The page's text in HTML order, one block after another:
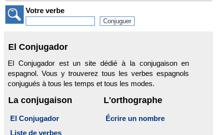
Votre verbe
El Conjugador
El Conjugador est un site dédié à la conjugaison en
espagnol. Vous y trouverez tous les verbes espagnols
conjugués à tous les temps et tous les modes.
La conjugaison
El Conjugador
Liste de verbes
L'orthographe
Écrire un nombre